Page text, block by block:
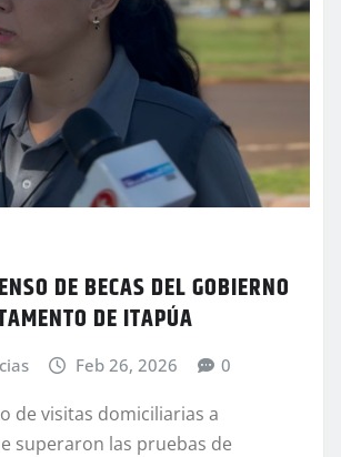
DE BECAS DEL GOBIERNO
DE ITAPÚA
Feb 26, 2026 0
de visitas domiciliarias a
superaron las pruebas de